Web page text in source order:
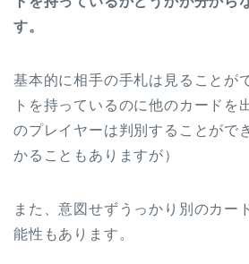
す。
基本的に相手の手札は見ることが
トを持っているのに他のカードを
のプレイヤーは判別することがで
かることもありますが）
また、意図せずうっかり別のカー
能性もあります。